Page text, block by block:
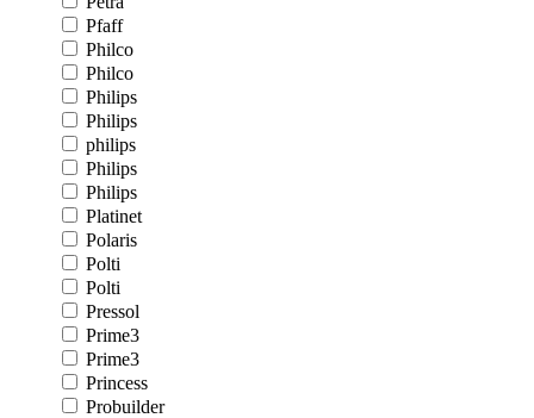
Pfaff
Philco
Philco
Philips
Philips
philips
Philips
Philips
Platinet
Polaris
Polti
Polti
Pressol
Prime3
Prime3
Princess
Probuilder